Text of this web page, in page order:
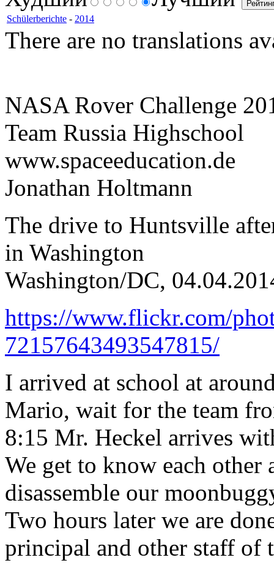
Schülerberichte - 2014
There are no translations
NASA Rover Challenge
Team Russia Highschool
www.spaceeducation.de
Jonathan Holtmann
The drive to Huntsville
in Washington
Washington/DC,
https://www.flickr.com/
72157643493547815/
I arrived at school at
Mario, wait for the team
8:15 Mr. Heckel arrives
We get to know each other
disassemble our
Two hours later we are
principal and other staff of